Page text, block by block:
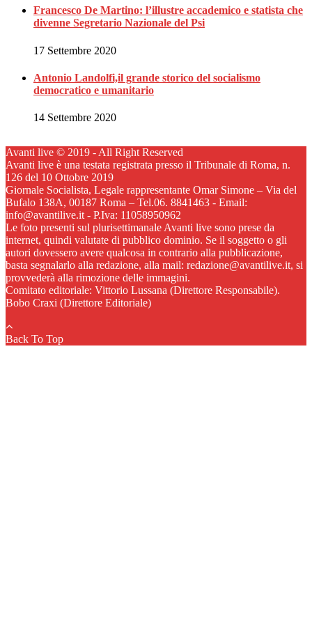
Francesco De Martino: l’illustre accademico e statista che
divenne Segretario Nazionale del Psi
17 Settembre 2020
Antonio Landolfi,il grande storico del socialismo
democratico e umanitario
14 Settembre 2020
Avanti live © 2019 - All Right Reserved
Avanti live è una testata registrata presso il Tribunale di Roma, n.
126 del 10 Ottobre 2019
Giornale Socialista, Legale rappresentante Omar Simone – Via del
Bufalo 138A, 00187 Roma – Tel.06. 8841463 - Email:
info@avantilive.it - P.Iva: 11058950962
Le foto presenti sul plurisettimanale Avanti live sono prese da
internet, quindi valutate di pubblico dominio. Se il soggetto o gli
autori dovessero avere qualcosa in contrario alla pubblicazione,
basta segnalarlo alla redazione, alla mail: redazione@avantilive.it, si
provvederà alla rimozione delle immagini.
Comitato editoriale: Vittorio Lussana (Direttore Responsabile).
Bobo Craxi (Direttore Editoriale)
Back To Top